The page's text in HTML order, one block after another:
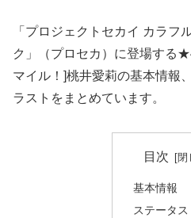
「プロジェクトセカイ カラフ
ク」（プロセカ）に登場する
マイル！]桃井愛莉の基本情報
ラストをまとめています。
目次
基本情報
ステータス